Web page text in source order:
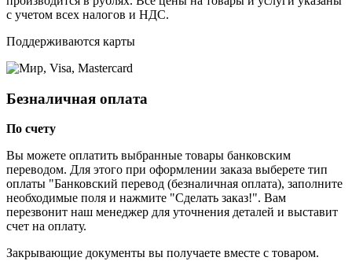
с учетом всех налогов и НДС.
Поддерживаются карты
Безналичная оплата
По счету
Вы можете оплатить выбранные товары банковским
переводом. Для этого при оформлении заказа выберете тип
оплаты "Банковский перевод (безналичная оплата), заполните
необходимые поля и нажмите "Сделать заказ!". Вам
перезвонит наш менеджер для уточнения деталей и выставит
счет на оплату.
Закрывающие документы вы получаете вместе с товаром.